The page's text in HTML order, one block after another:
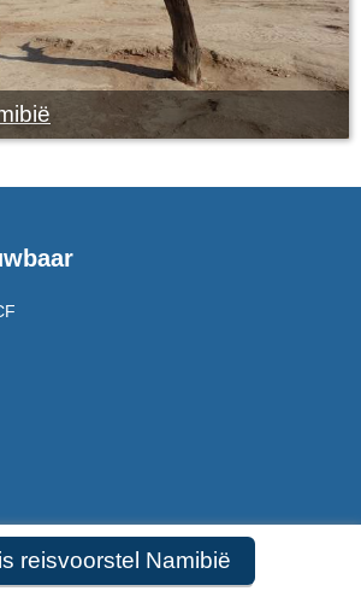
reisvoorstel Namibië